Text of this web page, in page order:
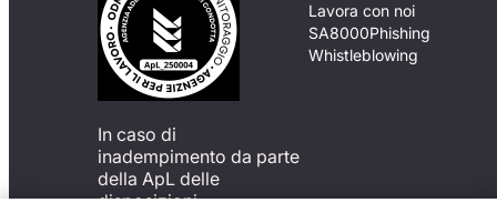
In caso di
inadempimento da parte
della ApL delle
disposizioni
Lavora con noi
SA8000Phishing
Whistleblowing